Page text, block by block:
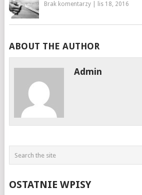
Brak komentarzy| lis 18, 2016
ABOUT THE AUTHOR
Admin
OSTATNIE WPISY